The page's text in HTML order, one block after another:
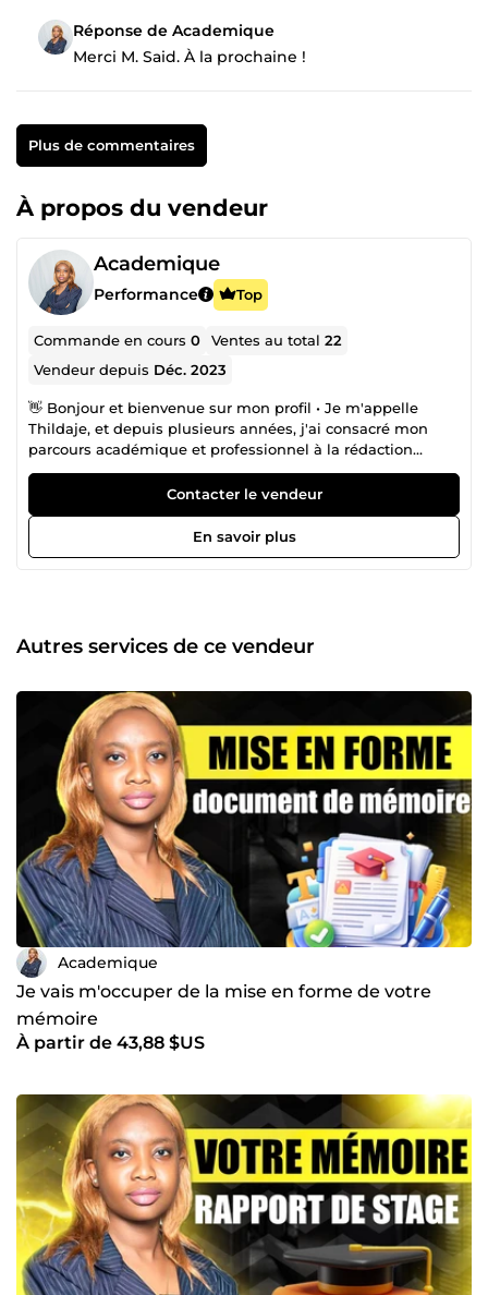
Réponse de Academique
Merci M. Said. À la prochaine !
Plus de commentaires
À propos du vendeur
Academique
Performance Top
Commande en cours0 Ventes au total22
Vendeur depuis Déc. 2023
👋 Bonjour et bienvenue sur mon profil • Je m'appelle
Thildaje, et depuis plusieurs années, j'ai consacré mon
parcours académique et professionnel à la rédaction
scientifique et méthodologique. • Diplômée d'un Master en
méthodologie de recherche et rédaction académique à
l'Université d'Abomey-Calavi, j'ai guidé des dizaines
d'étudiants dans la préparation et la présentation de leurs
rapports de stage et mémoires. Fort de cela, je viens
respectant les normes académiques les plus strictes. 👉
Contactez-moi maintenant en cliquant sur le bouton
enthousiasme, Thildaje Cinthia 🎤📝 Au plaisir de vous être
utile ! 🌈
Contacter le vendeur
En savoir plus
Autres services de ce vendeur
Academique
Je vais m'occuper de la mise en forme de votre
mémoire
À partir de 43,88 $US